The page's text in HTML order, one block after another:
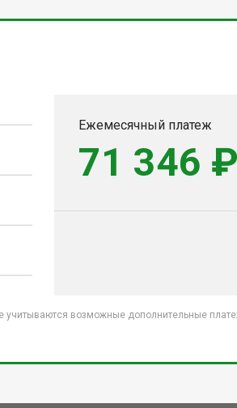
Ежемесячный платеж
71 346 ₽
возможные дополнительные